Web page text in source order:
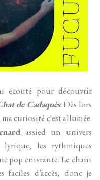
écouté pour découvrir
de Cadaquès. Dès lors
curiosité c'est allumée.
assied un univers
les rythmiques
pop enivrante. Le chant
d’accès, donc je